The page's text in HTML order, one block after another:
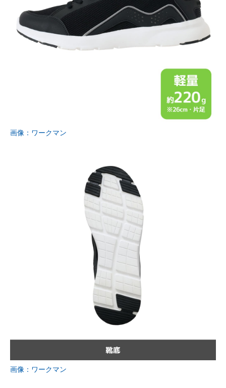
画像：ワークマン
画像：ワークマン